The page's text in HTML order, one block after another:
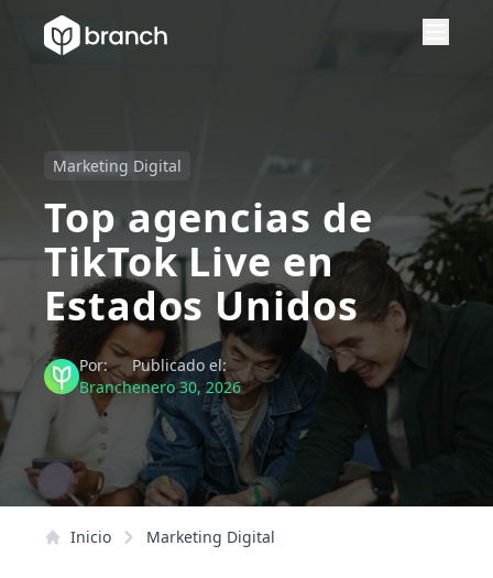
Marketing Digital
Top agencias de
TikTok Live en
Estados Unidos
Por:
Branch
Publicado el:
enero 30, 2026
Inicio Marketing Digital